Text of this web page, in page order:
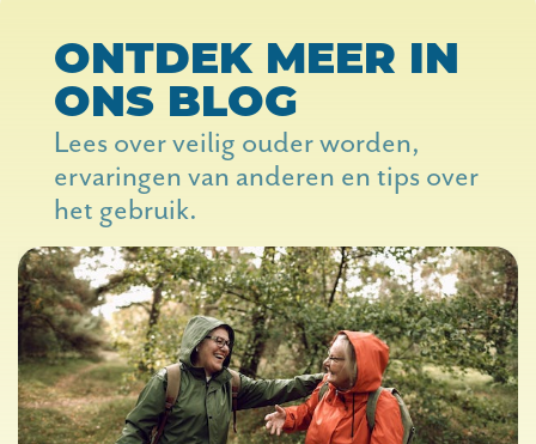
ONTDEK MEER IN
ONS BLOG
Lees over veilig ouder worden,
ervaringen van anderen en tips over
het gebruik.